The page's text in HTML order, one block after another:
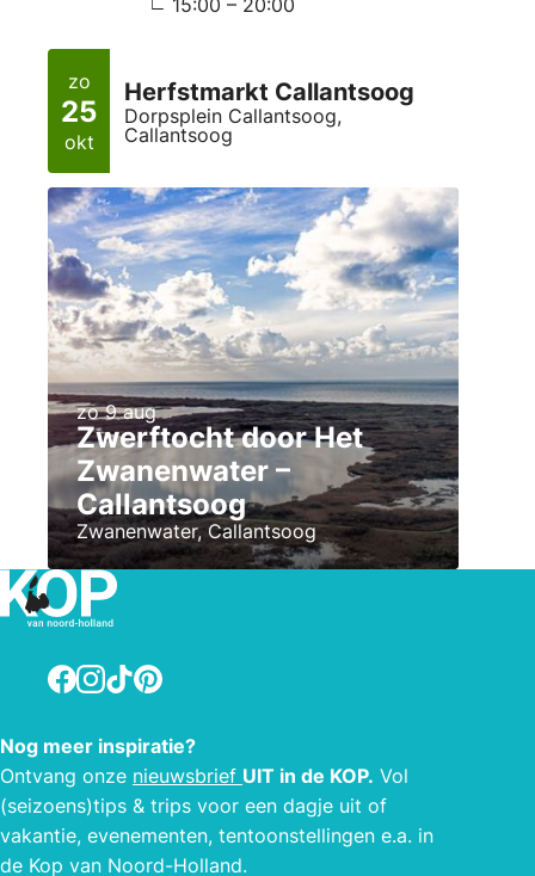
15:00 – 20:00
zo
25
okt
Herfstmarkt Callantsoog
Dorpsplein Callantsoog,
Callantsoog
zo 9 aug
Zwerftocht door Het
Zwanenwater –
Callantsoog
Zwanenwater, Callantsoog
Facebook
Instagram
TikTokPinterest
Nog meer inspiratie?
Ontvang onze nieuwsbrief UIT in de KOP. Vol
(seizoens)tips & trips voor een dagje uit of
vakantie, evenementen, tentoonstellingen e.a. in
de Kop van Noord-Holland.